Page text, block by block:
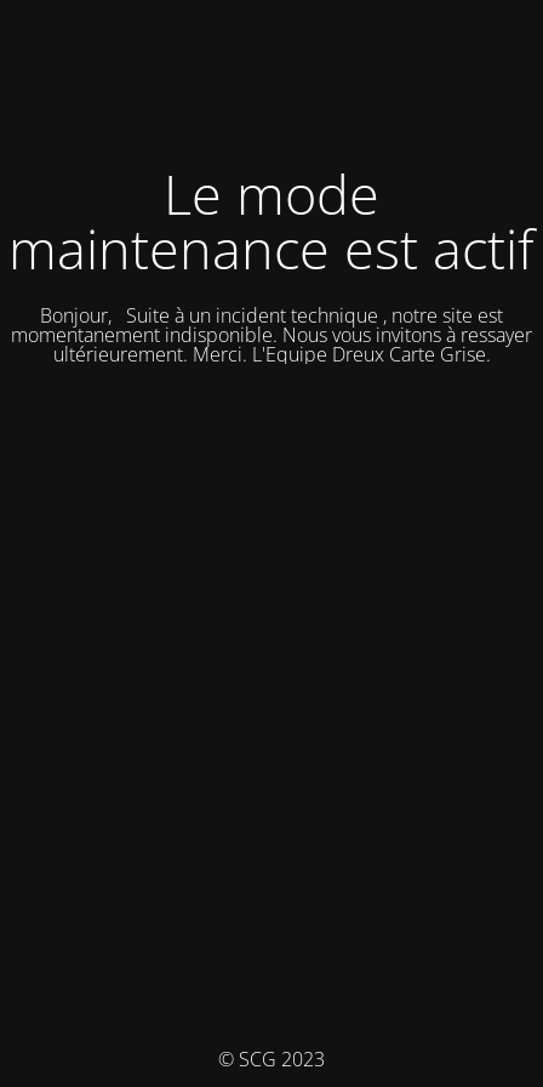
Le mode
maintenance est actif
Bonjour, Suite à un incident technique , notre site est
momentanement indisponible. Nous vous invitons à ressayer
ultérieurement. Merci. L'Equipe Dreux Carte Grise.
© SCG 2023